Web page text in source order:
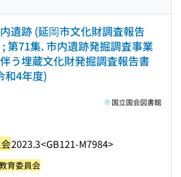
遺跡 (延岡市文化財調査報告
; 第71集. 市内遺跡発掘調査事業
う埋蔵文化財発掘調査報告書
和4年度)
2023.3<GB121-M7984>
国立国会図書館
育委員会